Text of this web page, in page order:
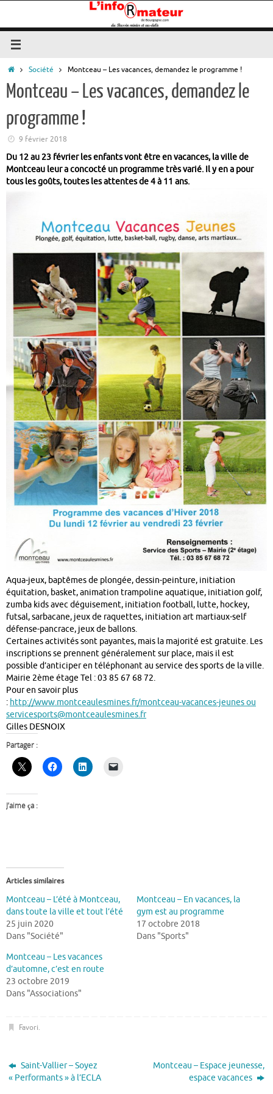
contenu
Accueil
Société Montceau – Les vacances, demandez le programme !
Montceau – Les vacances, demandez le
programme !
9 février 2018
Du 12 au 23 février les enfants vont être en vacances, la ville de
Montceau leur a concocté un programme très varié. Il y en a pour
tous les goûts, toutes les attentes de 4 à 11 ans.
Aqua-jeux, baptêmes de plongée, dessin-peinture, initiation
équitation, basket, animation trampoline aquatique, initiation golf,
zumba kids avec déguisement, initiation football, lutte, hockey,
futsal, sarbacane, jeux de raquettes, initiation art martiaux-self
défense-pancrace, jeux de ballons.
Certaines activités sont payantes, mais la majorité est gratuite. Les
inscriptions se prennent généralement sur place, mais il est
possible d’anticiper en téléphonant au service des sports de la ville.
Mairie 2ème étage Tel : 03 85 67 68 72.
Pour en savoir plus
: http://www.montceaulesmines.fr/montceau-vacances-jeunes ou
servicesports@montceaulesmines.fr
Gilles DESNOIX
Partager :
J’aime ça :
Articles similaires
Montceau – L’été à Montceau,
dans toute la ville et tout l’été
25 juin 2020
Dans "Société"
Montceau – En vacances, la
gym est au programme
17 octobre 2018
Dans "Sports"
Montceau – Les vacances
d’automne, c’est en route
23 octobre 2019
Dans "Associations"
Favori.
Saint-Vallier – Soyez
« Performants » à l’ECLA
Montceau – Espace jeunesse,
espace vacances